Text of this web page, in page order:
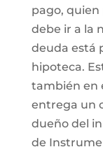
pago, quien
debe ir a la
deuda está
hipoteca.
también en
entrega un
dueño del
de